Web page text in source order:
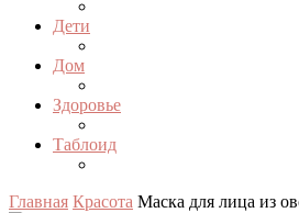
Дети
Дом
Здоровье
Таблоид
Главная Красота Маска для лица из